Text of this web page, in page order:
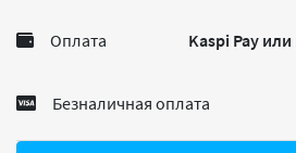
Оплата Kaspi Pay
Безналичная оплата